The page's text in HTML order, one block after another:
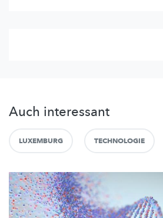
Auch interessant
LUXEMBURG TECHNOLOGIE